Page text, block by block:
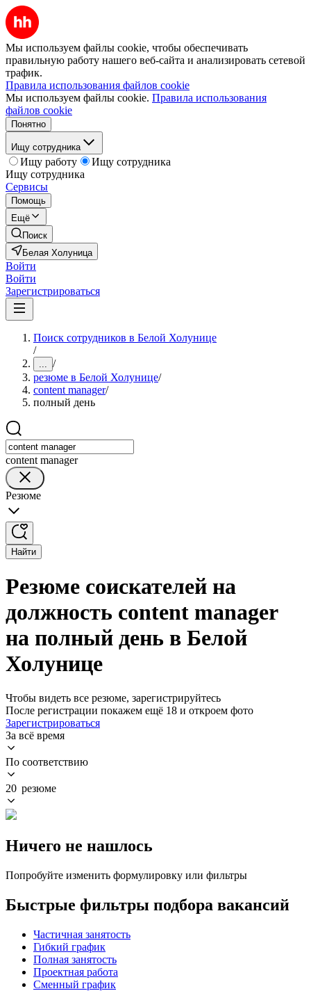
Мы используем файлы cookie, чтобы обеспечивать
правильную работу нашего веб-сайта и анализировать сетевой
трафик.
Правила использования файлов cookie
Мы используем файлы cookie. Правила использования
файлов cookie
Понятно
Ищу сотрудника
Ищу работу
Ищу сотрудника
Ищу сотрудника
Сервисы
Помощь
Ещё
Поиск
Белая Холуница
Войти
Войти
Зарегистрироваться
Поиск сотрудников в Белой Холунице
/
... /
резюме в Белой Холунице/
content manager/
полный день
content manager
Резюме
Найти
Резюме соискателей на
должность content manager
на полный день в Белой
Холунице
Чтобы видеть все резюме, зарегистрируйтесь
После регистрации покажем ещё 18 и откроем фото
Зарегистрироваться
За всё время
По соответствию
20 резюме
Ничего не нашлось
Попробуйте изменить формулировку или фильтры
Быстрые фильтры подбора вакансий
Частичная занятость
Гибкий график
Полная занятость
Проектная работа
Сменный график